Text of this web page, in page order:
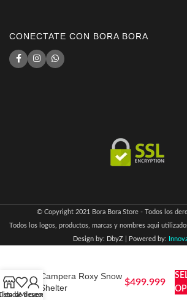
CONECTATE CON BORA BORA
© Copyright 2021 Bora Bora Store - Todos los
Todos los logos, productos, marcas y nombres aqui
Design by: DbyZ| Powered by:
Campera Roxy Snow
Shelter
$499.999
de deseos
Mi cuenta